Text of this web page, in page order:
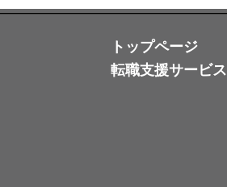
トップページ
転職支援サービス